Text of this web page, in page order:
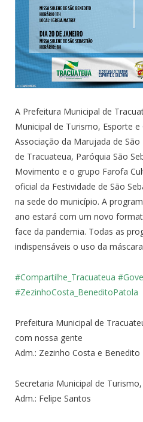
A Prefeitura Municipal de
Municipal de Turismo, Esporte
Associação da Marujada de
de Tracuateua, Paróquia São
Movimento e o grupo Farofa
oficial da Festividade de São
na sede do município. A
ano estará com um novo
face da pandemia. Todas as
indispensáveis o uso da
#Compartilhe_Tracuateua
#ZezinhoCosta_BeneditoPatola
Prefeitura Municipal de
com nossa gente
Adm.: Zezinho Costa e Benedito
Secretaria Municipal de
Adm.: Felipe Santos